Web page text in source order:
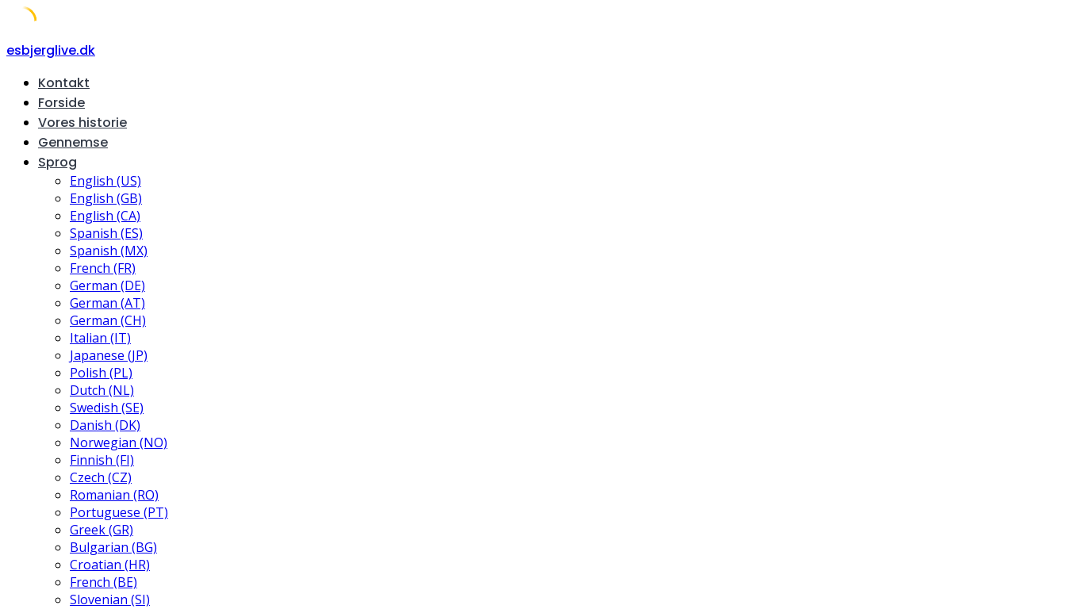
Skip
content
esbjerglive.dk
Kontakt
Forside
Vores historie
Gennemse
Sprog
English (US)
English (GB)
English (CA)
Spanish (ES)
Spanish (MX)
French (FR)
German (DE)
German (AT)
German (CH)
Italian (IT)
Japanese (JP)
Polish (PL)
Dutch (NL)
Swedish (SE)
Danish (DK)
Norwegian (NO)
Finnish (FI)
Czech (CZ)
Romanian (RO)
Portuguese (PT)
Greek (GR)
Bulgarian (BG)
Croatian (HR)
French (BE)
Slovenian (SI)